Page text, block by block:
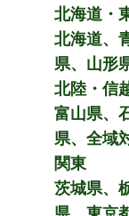
北海道・
北海道、
県、山形
北陸・信
富山県、
県、全域
関東
茨城県、